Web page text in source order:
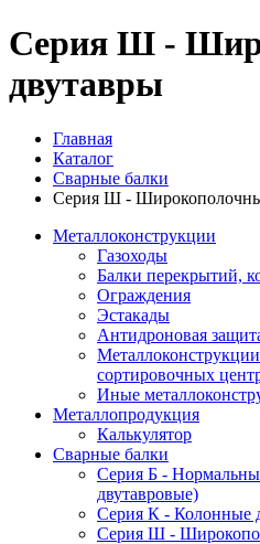
Серия Ш -
двутавры
Главная
Каталог
Сварные балки
Серия Ш -
Металлоконструкции
Газоходы
Балки перекрытий,
Ограждения
Эстакады
Антидроновая
сортировочных
Иные
Металлопродукция
Калькулятор
Сварные балки
Серия Б -
двутавровые)
Серия К - Колонные
Серия Ш -